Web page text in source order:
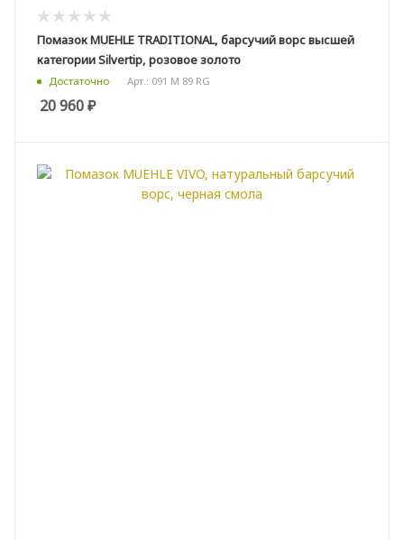
Помазок MUEHLE TRADITIONAL, барсучий ворс высшей
категории Silvertip, розовое золото
Достаточно Арт.: 091 M 89 RG
20 960₽